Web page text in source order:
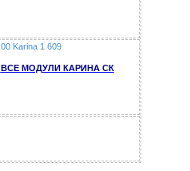
ВСЕ МОДУЛИ КАРИНА СК